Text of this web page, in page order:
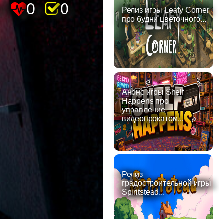
0 0
Релиз игры Leafy Corner
про будни цветочного...
Анонс игры Shelf
Happens про
управление
видеопрокатом...
Релиз
градостроительной игры
Spiritstead...